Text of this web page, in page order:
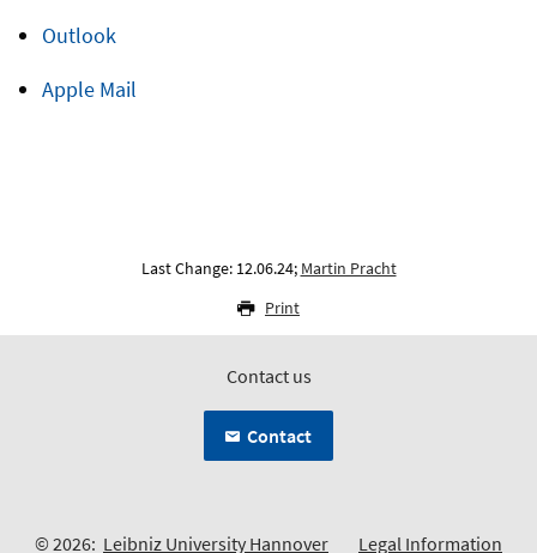
Outlook
Apple Mail
Last Change: 12.06.24; Martin Pracht
Print
Contact us
Contact
© 2026: Leibniz University Hannover Legal Information